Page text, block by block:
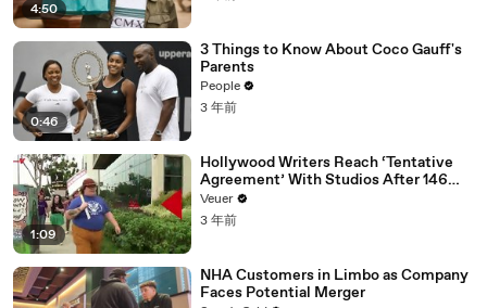
4:50
0:46
3 Things to Know About Coco Gauff's
Parents
People
3 年前
1:09
Hollywood Writers Reach ‘Tentative
Agreement’ With Studios After 146
Day Strike
Veuer
3 年前
NHA Customers in Limbo as Company
Faces Potential Merger